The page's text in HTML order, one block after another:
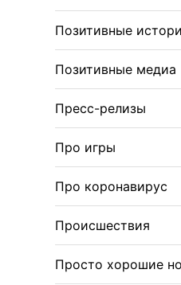
Позитивные
Позитивные медиа
Пресс-релизы
Про игры
Про коронавирус
Происшествия
Просто хорошие